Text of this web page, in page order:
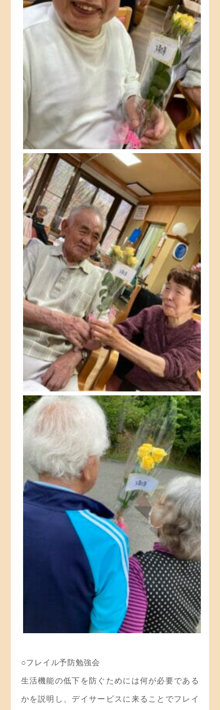
○フレイル予防勉強会
生活機能の低下を防ぐためには何が必要である
かを説明し、デイサービスに来ることでフレイ